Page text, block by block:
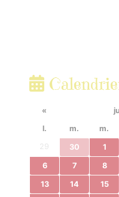
«
l.
m. m.
29
30 1
6 7 8
13 14 15